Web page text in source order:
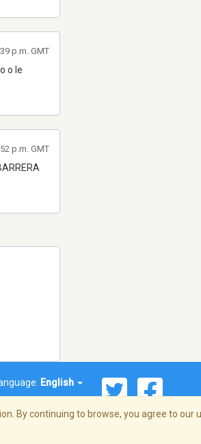
o le
p.m. GMT
p.m. GMT
English
By continuing to browse, you agree to our